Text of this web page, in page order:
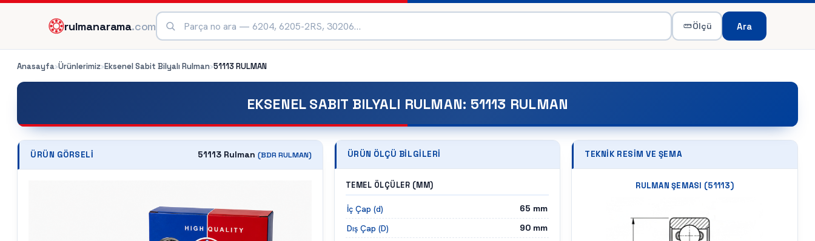
rulmanarama.com Ölçü Ara
Anasayfa›Ürünlerimiz›Eksenel Sabit Bilyalı Rulman›51113RULMAN
EKSENEL SABIT BILYALI RULMAN: 51113 RULMAN
ÜRÜN GÖRSELI 51113 Rulman (BDRRULMAN) ÜRÜN ÖLÇÜ BILGILERI
TEMEL ÖLÇÜLER (MM)
İç Çap (d) 65 mm
Dış Çap (D)
90 mm
TEKNIK RESIM VE ŞEMA
RULMAN ŞEMASI (51113)